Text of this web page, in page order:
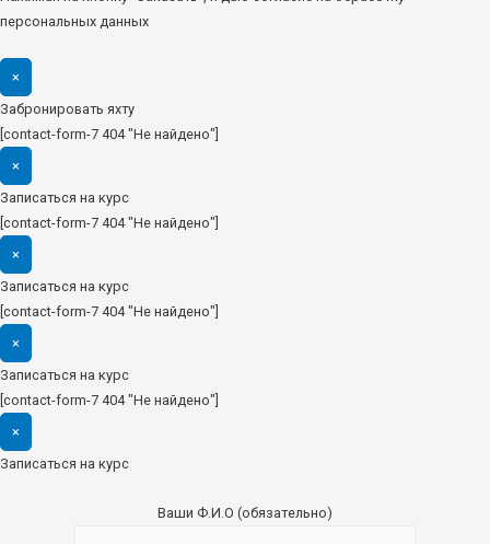
персональных данных
×
Забронировать яхту
[contact-form-7 404 "Не найдено"]
×
Записаться на курс
[contact-form-7 404 "Не найдено"]
×
Записаться на курс
[contact-form-7 404 "Не найдено"]
×
Записаться на курс
[contact-form-7 404 "Не найдено"]
×
Записаться на курс
Ваши Ф.И.О (обязательно)